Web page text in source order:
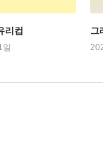
리컵 그